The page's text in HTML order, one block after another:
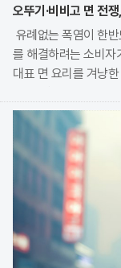
오뚜기·비비고 면 전
유례없는 폭염이 한
를 해결하려는 소비자
대표 면 요리를 겨냥
앞세워 시장 점유율